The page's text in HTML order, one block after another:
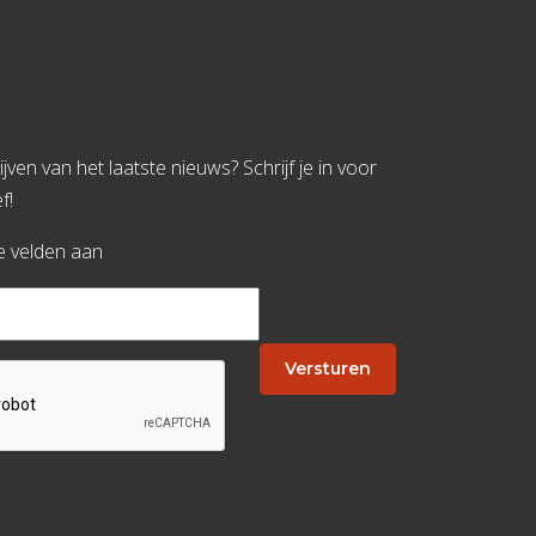
van het laatste nieuws? Schrijf je in voor
velden aan
Versturen